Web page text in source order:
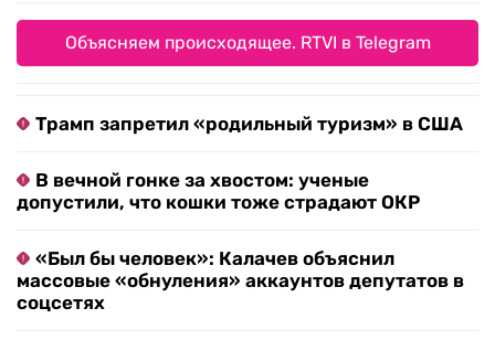
Объясняем происходящее. RTVI в Telegram
Трамп запретил «родильный туризм» в США
В вечной гонке за хвостом: ученые
допустили, что кошки тоже страдают ОКР
«Был бы человек»: Калачев объяснил
массовые «обнуления» аккаунтов депутатов в
соцсетях